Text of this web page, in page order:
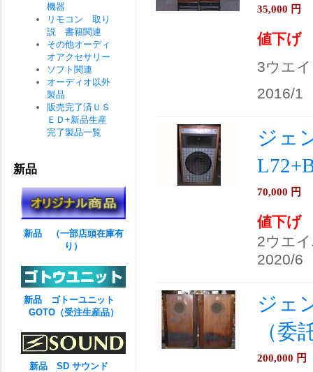
35,000 円
値下げ
3ウエ
2016/1
ジェ
70,000 円
値下げ
2ウエ
2020/6
ジェ
（委
200,000 円
機器
リモコン 取り
説 書籍関連
その他オーディ
オアクセサリー
ソフト関連
オーディオ以外
製品
販売完了済ＵＳ
ＥＤ+新品生産
完了製品一覧
新品
新品 （一部店頭在庫有
り）
新品 ゴトーユニット
GOTO（受注生産品）
新品 SD サウンド